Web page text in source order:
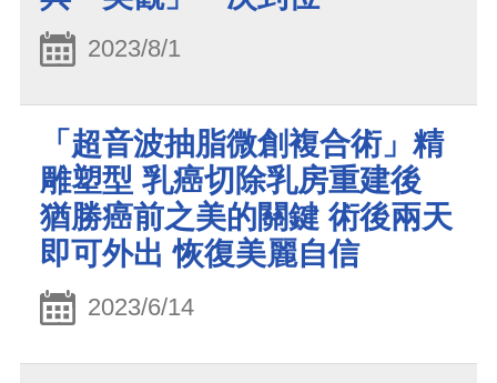
2023/8/1
「超音波抽脂微創複合術」精
雕塑型 乳癌切除乳房重建後
猶勝癌前之美的關鍵 術後兩天
即可外出 恢復美麗自信
2023/6/14